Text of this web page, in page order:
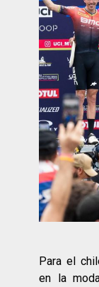
Para el
en la